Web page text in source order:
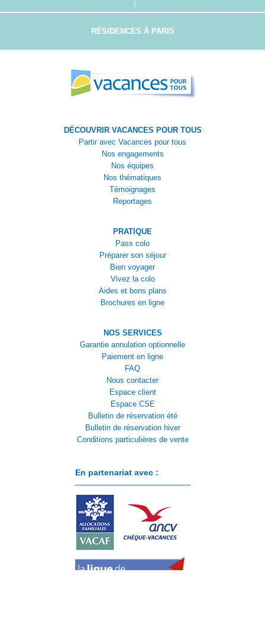
RÉSIDENCES À PARIS
DÉCOUVRIR VACANCES POUR TOUS
Partir avec Vacances pour tous
Nos engagements
Nos équipes
Nos thématiques
Témoignages
Reportages
PRATIQUE
Pass colo
Préparer son séjour
Bien voyager
Vivez la colo
Aides et bons plans
Brochures en ligne
NOS SERVICES
Garantie annulation optionnelle
Paiement en ligne
FAQ
Nous contacter
Espace client
Espace CSE
Bulletin de réservation été
Bulletin de réservation hiver
Conditions particulières de vente
En partenariat avec :